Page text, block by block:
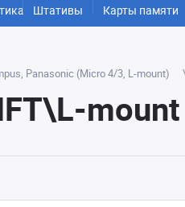
Штативы Карты памяти
Panasonic (Micro 4/3, L-mount)
mount